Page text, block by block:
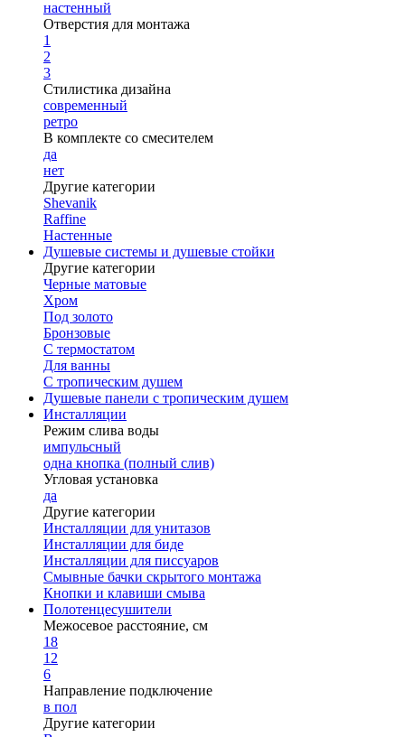
настенный
Отверстия для монтажа
1
2
3
Стилистика дизайна
современный
ретро
В комплекте со смесителем
да
нет
Другие категории
Shevanik
Raffine
Настенные
Душевые системы и душевые стойки
Другие категории
Черные матовые
Хром
Под золото
Бронзовые
С термостатом
Для ванны
С тропическим душем
Душевые панели с тропическим душем
Инсталляции
Режим слива воды
импульсный
одна кнопка (полный слив)
Угловая установка
да
Другие категории
Инсталляции для унитазов
Инсталляции для биде
Инсталляции для писсуаров
Смывные бачки скрытого монтажа
Кнопки и клавиши смыва
Полотенцесушители
Межосевое расстояние, см
18
12
6
Направление подключение
в пол
Другие категории